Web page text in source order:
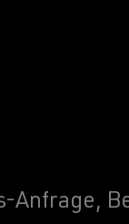
Anfrage,